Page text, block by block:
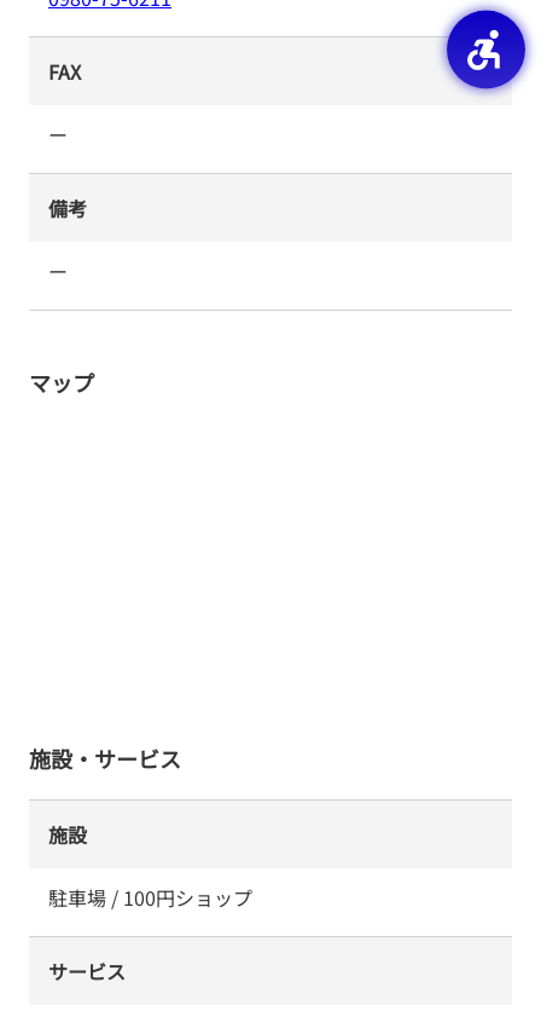
FAX
ー
備考
ー
マップ
施設・サービス
施設
駐車場 / 100円ショップ
サービス